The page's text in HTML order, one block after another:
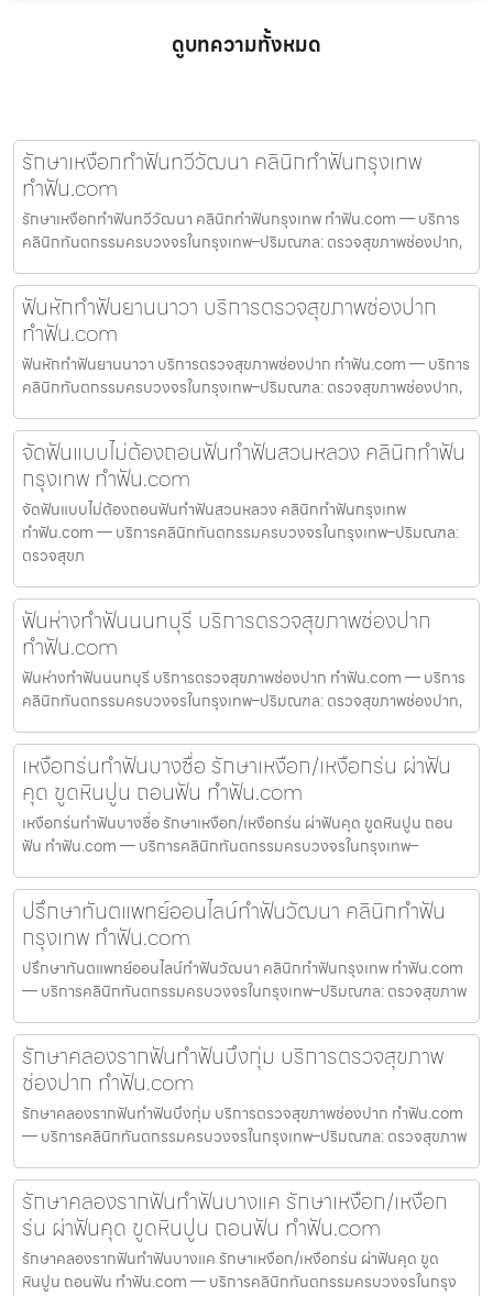
ดูบทความทั้งหมด
รักษาเหงือกทำฟันทวีวัฒนา คลินิกทำฟันกรุงเทพ
ทำฟัน.com
รักษาเหงือกทำฟันทวีวัฒนา คลินิกทำฟันกรุงเทพ ทำฟัน.com — บริการ
คลินิกทันตกรรมครบวงจรในกรุงเทพ–ปริมณฑล: ตรวจสุขภาพช่องปาก,
ฟันหักทำฟันยานนาวา บริการตรวจสุขภาพช่องปาก
ทำฟัน.com
ฟันหักทำฟันยานนาวา บริการตรวจสุขภาพช่องปาก ทำฟัน.com — บริการ
คลินิกทันตกรรมครบวงจรในกรุงเทพ–ปริมณฑล: ตรวจสุขภาพช่องปาก,
จัดฟันแบบไม่ต้องถอนฟันทำฟันสวนหลวง คลินิกทำฟัน
กรุงเทพ ทำฟัน.com
จัดฟันแบบไม่ต้องถอนฟันทำฟันสวนหลวง คลินิกทำฟันกรุงเทพ
ทำฟัน.com — บริการคลินิกทันตกรรมครบวงจรในกรุงเทพ–ปริมณฑล:
ตรวจสุขภ
ฟันห่างทำฟันนนทบุรี บริการตรวจสุขภาพช่องปาก
ทำฟัน.com
ฟันห่างทำฟันนนทบุรี บริการตรวจสุขภาพช่องปาก ทำฟัน.com — บริการ
คลินิกทันตกรรมครบวงจรในกรุงเทพ–ปริมณฑล: ตรวจสุขภาพช่องปาก,
เหงือกร่นทำฟันบางซื่อ รักษาเหงือก/เหงือกร่น ผ่าฟัน
คุด ขูดหินปูน ถอนฟัน ทำฟัน.com
เหงือกร่นทำฟันบางซื่อ รักษาเหงือก/เหงือกร่น ผ่าฟันคุด ขูดหินปูน ถอน
ฟัน ทำฟัน.com — บริการคลินิกทันตกรรมครบวงจรในกรุงเทพ–
ปรึกษาทันตแพทย์ออนไลน์ทำฟันวัฒนา คลินิกทำฟัน
กรุงเทพ ทำฟัน.com
ปรึกษาทันตแพทย์ออนไลน์ทำฟันวัฒนา คลินิกทำฟันกรุงเทพ ทำฟัน.com
— บริการคลินิกทันตกรรมครบวงจรในกรุงเทพ–ปริมณฑล: ตรวจสุขภาพ
รักษาคลองรากฟันทำฟันบึงกุ่ม บริการตรวจสุขภาพ
ช่องปาก ทำฟัน.com
รักษาคลองรากฟันทำฟันบึงกุ่ม บริการตรวจสุขภาพช่องปาก ทำฟัน.com
— บริการคลินิกทันตกรรมครบวงจรในกรุงเทพ–ปริมณฑล: ตรวจสุขภาพ
รักษาคลองรากฟันทำฟันบางแค รักษาเหงือก/เหงือก
ร่น ผ่าฟันคุด ขูดหินปูน ถอนฟัน ทำฟัน.com
รักษาคลองรากฟันทำฟันบางแค รักษาเหงือก/เหงือกร่น ผ่าฟันคุด ขูด
หินปูน ถอนฟัน ทำฟัน.com — บริการคลินิกทันตกรรมครบวงจรในกรุง